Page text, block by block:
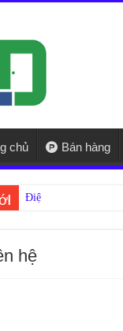
chủ Bán hàng
Điện lạnh Thuận Phát
hệ